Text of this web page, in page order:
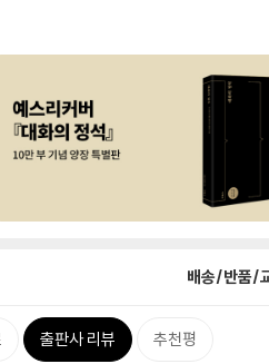
배송/반품/
출판사 리뷰 추천평